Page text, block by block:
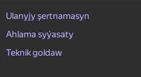
Ulanyjy şertnamasyn
Ahlama syýasaty
Teknik goldaw